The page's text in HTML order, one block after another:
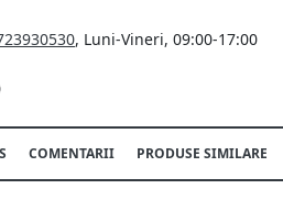
, Luni-Vineri, 09:00-17:00
COMENTARII PRODUSE SIMILARE